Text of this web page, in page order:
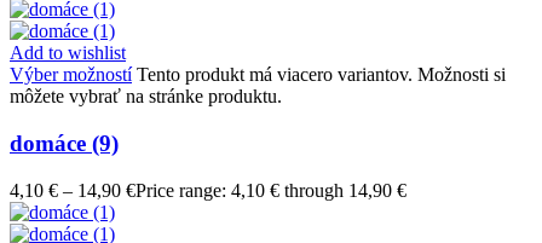
Add to wishlist
Výber možností Tento produkt má viacero variantov. Možnosti si
môžete vybrať na stránke produktu.
domáce (9)
4,10 € – 14,90 €Price range: 4,10 € through 14,90 €